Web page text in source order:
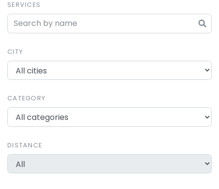
SERVICES
CITY
CATEGORY
DISTANCE